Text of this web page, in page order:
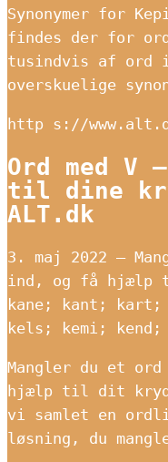
Synonymer for
findes der for
tusindvis af ord i
overskuelige
http s://
Ord med
til dine
ALT.dk
3. maj 2022 —
ind, og få hjælp
kane; kant;
kels; kemi;
Mangler du et
hjælp til dit
vi samlet en
løsning, du